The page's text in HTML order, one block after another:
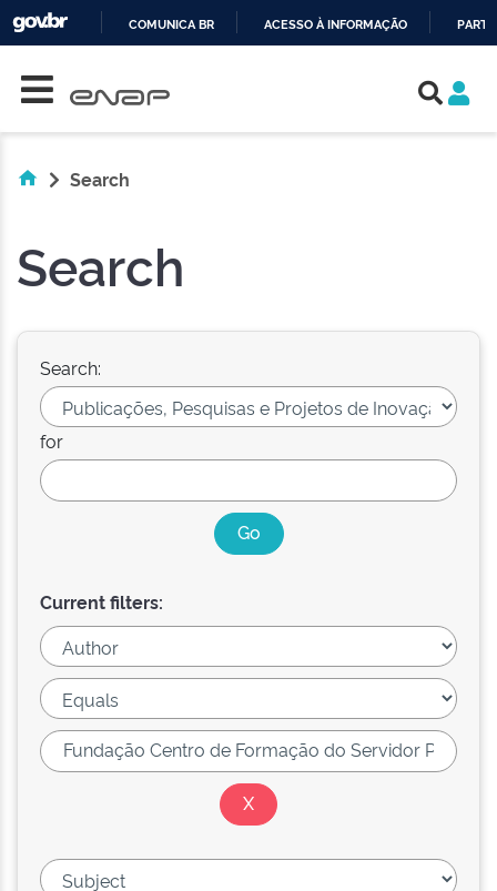
COMUNICA BR ACESSO À INFORMAÇÃO
Search
Search
Search:
for
Current filters: